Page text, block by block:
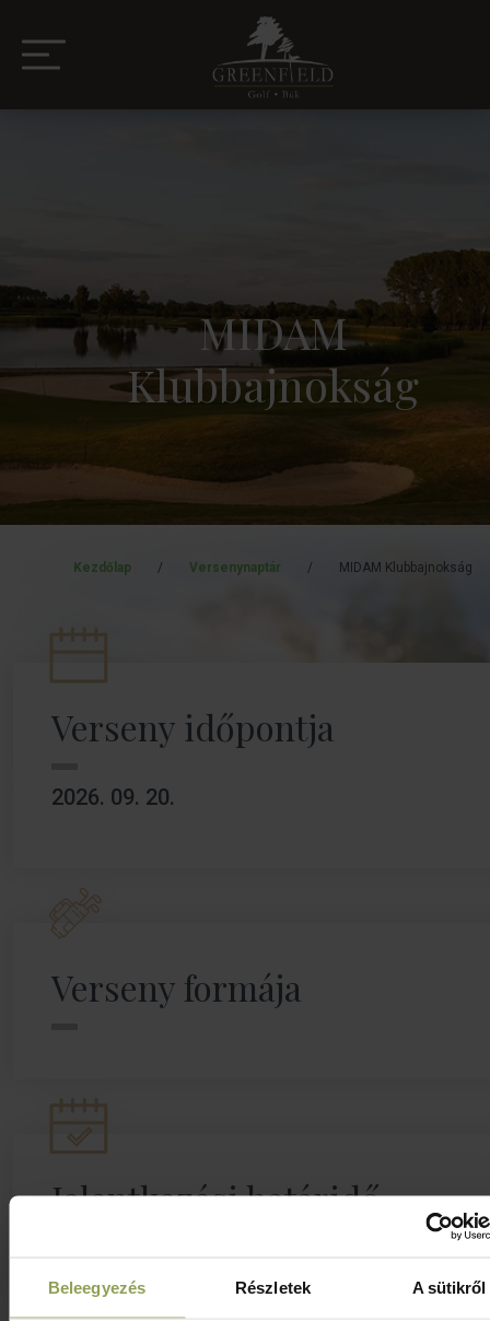
Beleegyezés Részletek A sütikről
MIDAM
Klubbajnokság
Kezdőlap / Versenynaptár / MIDAM Klubbajnokság
Verseny időpontja
2026. 09. 20.
Verseny formája
Jelentkezési határidő